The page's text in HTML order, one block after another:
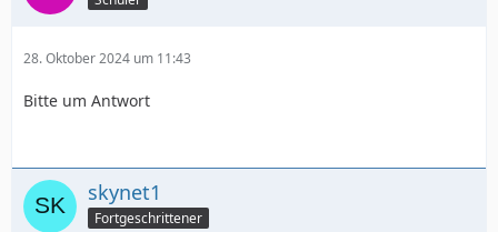
28. Oktober 2024 um 11:43
Bitte um Antwort
skynet1
Fortgeschrittener